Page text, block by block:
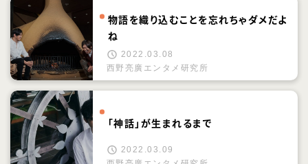
物語を織り込むことを忘れちゃダメだよ
ね
2022.03.08
西野亮廣エンタメ研究所
「神話」が生まれるまで
2022.03.09